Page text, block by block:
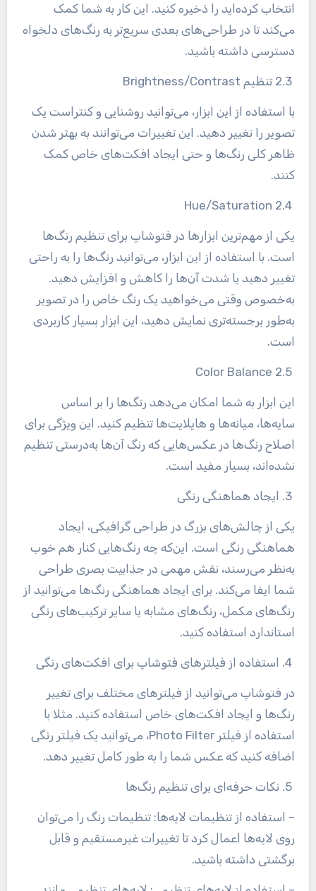
انتخاب کرده‌اید را ذخیره کنید. این کار به شما کمک
می‌کند تا در طراحی‌های بعدی سریع‌تر به رنگ‌های دلخواه
دسترسی داشته باشید.
با استفاده از این ابزار، می‌توانید روشنایی و کنتراست یک
تصویر را تغییر دهید. این تغییرات می‌توانند به بهتر شدن
ظاهر کلی رنگ‌ها و حتی ایجاد افکت‌های خاص کمک
کنند.
یکی از مهم‌ترین ابزارها در فتوشاپ برای تنظیم رنگ‌ها
است. با استفاده از این ابزار، می‌توانید رنگ‌ها را به راحتی
تغییر دهید یا شدت آن‌ها را کاهش و افزایش دهید.
به‌خصوص وقتی می‌خواهید یک رنگ خاص را در تصویر
به‌طور برجسته‌تری نمایش دهید، این ابزار بسیار کاربردی
است.
این ابزار به شما امکان می‌دهد رنگ‌ها را بر اساس
سایه‌ها، میانه‌ها و هایلایت‌ها تنظیم کنید. این ویژگی برای
اصلاح رنگ‌ها در عکس‌هایی که رنگ آن‌ها به‌درستی تنظیم
نشده‌اند، بسیار مفید است.
یکی از چالش‌های بزرگ در طراحی گرافیکی، ایجاد
هماهنگی رنگی است. این‌که چه رنگ‌هایی کنار هم خوب
به‌نظر می‌رسند، نقش مهمی در جذابیت بصری طراحی
شما ایفا می‌کند. برای ایجاد هماهنگی رنگ‌ها می‌توانید از
رنگ‌های مکمل، رنگ‌های مشابه یا سایر ترکیب‌های رنگی
استاندارد استفاده کنید.
در فتوشاپ می‌توانید از فیلترهای مختلف برای تغییر
رنگ‌ها و ایجاد افکت‌های خاص استفاده کنید. مثلا با
استفاده از فیلتر
Photo Filter، می‌توانید یک فیلتر رنگی
اضافه کنید که عکس شما را به طور کامل تغییر دهد.
– استفاده از تنظیمات لایه‌ها: تنظیمات رنگ را می‌توان
روی لایه‌ها اعمال کرد تا تغییرات غیرمستقیم و قابل
برگشتی داشته باشید.